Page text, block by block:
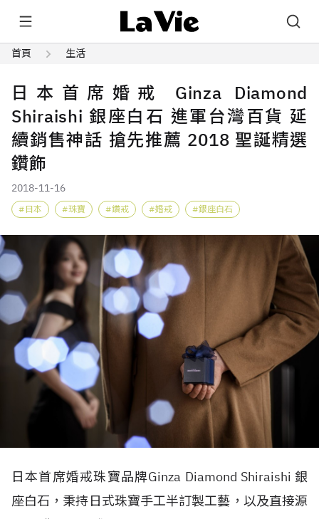
首頁 生活
日本首席婚戒 Ginza Diamond
Shiraishi 銀座白石 進軍台灣百貨 延
續銷售神話 搶先推薦 2018 聖誕精選
鑽飾
2018-11-16
日本 珠寶 鑽戒 婚戒 銀座白石
日本首席婚戒珠寶品牌Ginza Diamond Shiraishi 銀
座白石，秉持日式珠寶手工半訂製工藝，以及直接源